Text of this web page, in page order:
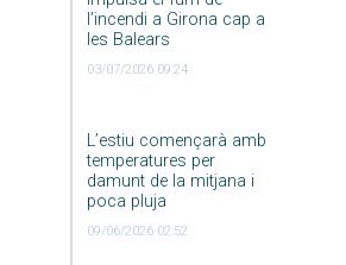
l’incendi a Girona cap a
les Balears
03/07/2026 09:24
L’estiu començarà amb
temperatures per
damunt de la mitjana i
poca pluja
09/06/2026 02:52